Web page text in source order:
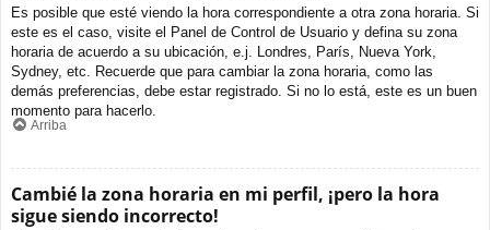
Es posible que esté viendo la hora correspondiente a otra zona horaria. Si
este es el caso, visite el Panel de Control de Usuario y defina su zona
horaria de acuerdo a su ubicación, e.j. Londres, París, Nueva York,
Sydney, etc. Recuerde que para cambiar la zona horaria, como las
demás preferencias, debe estar registrado. Si no lo está, este es un buen
momento para hacerlo.
Arriba
Cambié la zona horaria en mi perfil, ¡pero la hora
sigue siendo incorrecto!